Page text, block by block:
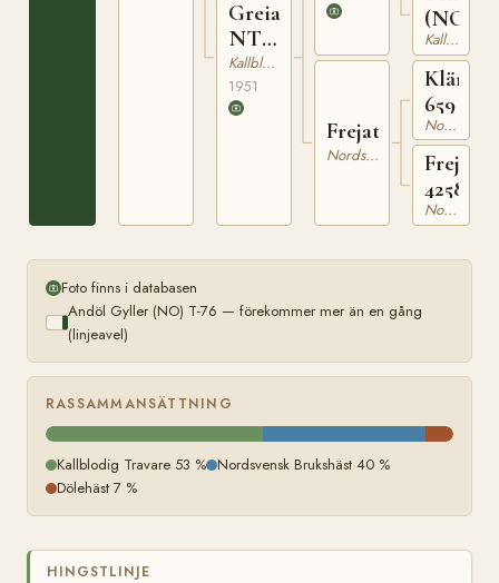
Greiatösen
NT
45
Kallblodig Travare
1951
Frejatösen
Nordsvensk Brukshäst
(NO)
Kallblodig Travare
Kläm
659
Nordsvensk Brukshäst
Freja
4258
Nordsvensk Brukshäst
Foto finns i databasen
Andöl Gyller (NO) T-76 — förekommer mer än en gång
(linjeavel)
RASSAMMANSÄTTNING
Kallblodig Travare 53 % Nordsvensk Brukshäst 40 %
Dölehäst 7 %
HINGSTLINJE